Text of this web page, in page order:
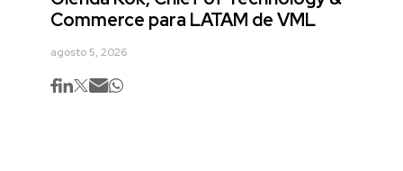
Commerce para LATAM de VML
agosto 5, 2026